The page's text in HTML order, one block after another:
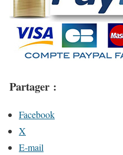
Partager :
Facebook
X
E-mail